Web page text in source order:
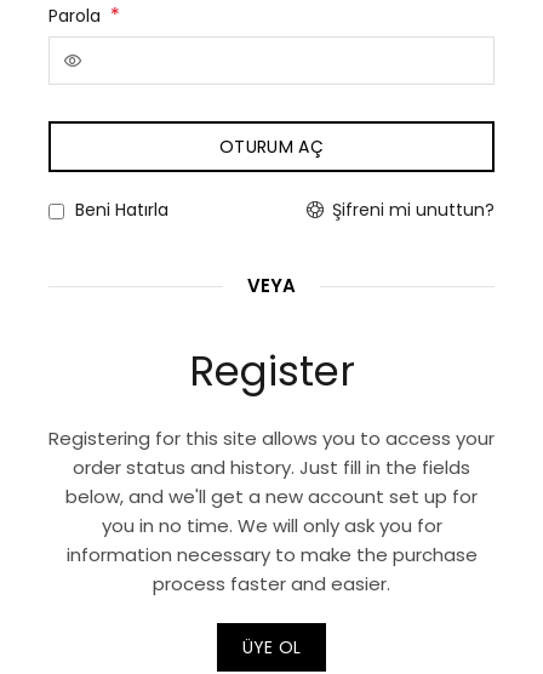
Parola *
OTURUM AÇ
Şifreni mi unuttun?
Beni Hatırla
VEYA
Register
Registering for this site allows you to access your
order status and history. Just fill in the fields
below, and we'll get a new account set up for
you in no time. We will only ask you for
information necessary to make the purchase
process faster and easier.
ÜYE OL